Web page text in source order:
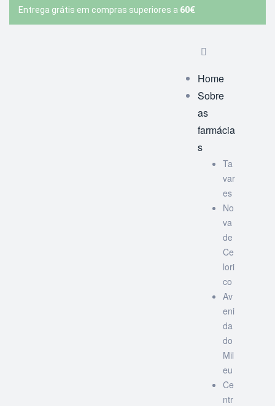
Entrega grátis em compras superiores a 60€
Home
Sobre
as
farmácia
s
Ta
var
es
No
va
de
Ce
lori
co
Av
eni
da
do
Mil
eu
Ce
ntr